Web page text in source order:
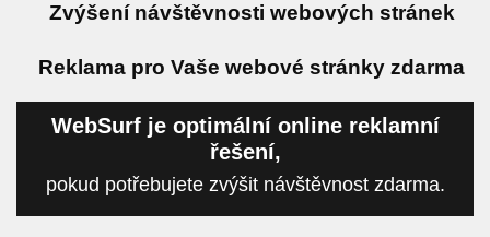
Zvýšení návštěvnosti webových stránek
Reklama pro Vaše webové stránky zdarma
WebSurf je optimální online reklamní
řešení,
pokud potřebujete zvýšit návštěvnost zdarma.